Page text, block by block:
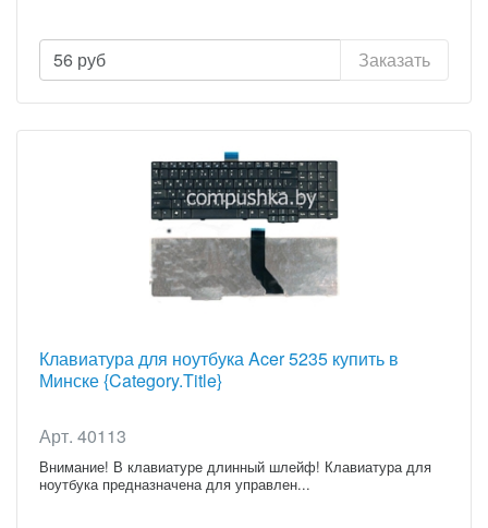
56 руб Заказать
Клавиатура для ноутбука Acer 5235 купить в
Минске {Category.Title}
Арт. 40113
Внимание! В клавиатуре длинный шлейф! Клавиатура для
ноутбука предназначена для управлен...